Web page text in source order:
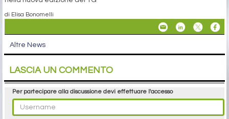
di Elisa Bonomelli
Altre News
LASCIA UN COMMENTO
Per partecipare alla discussione devi effettuare l'accesso